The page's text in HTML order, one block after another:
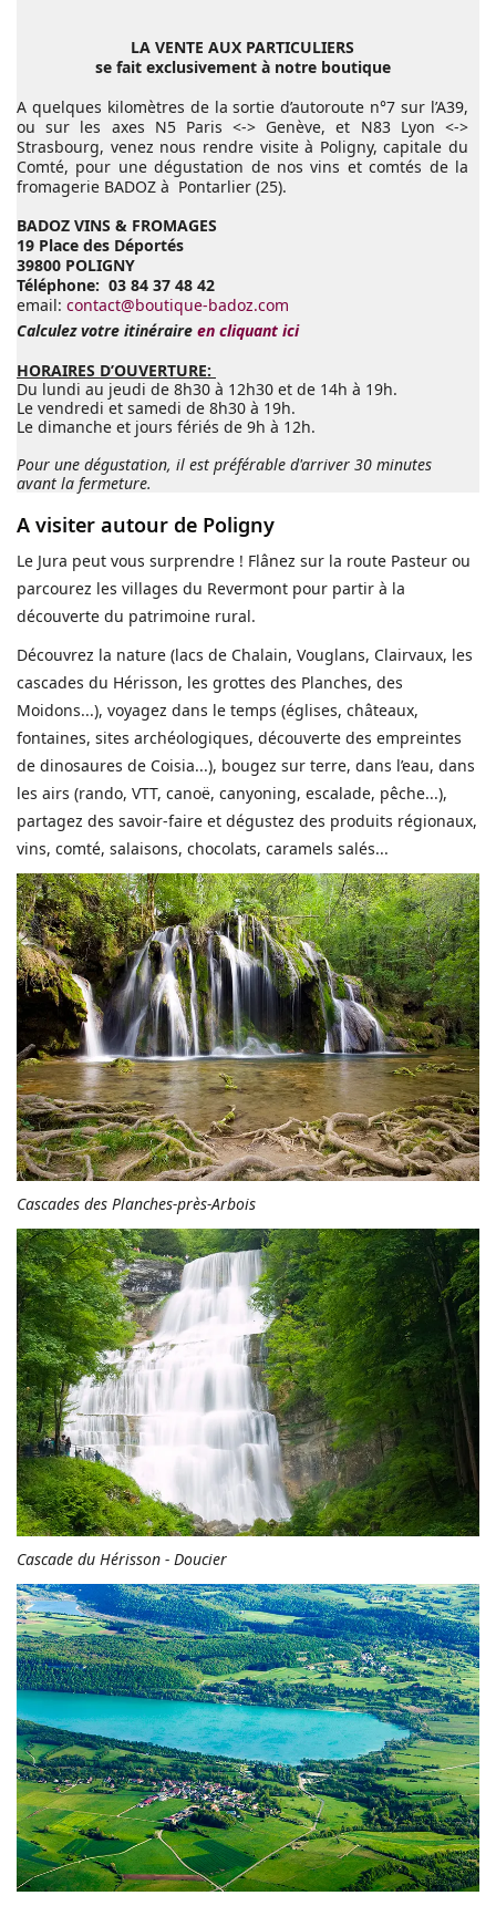
LA VENTE AUX PARTICULIERS
se fait exclusivement à notre boutique
A quelques kilomètres de la sortie d’autoroute n°7 sur l’A39,
ou sur les axes N5 Paris <-> Genève, et N83 Lyon <->
Strasbourg, venez nous rendre visite à Poligny, capitale du
Comté, pour une dégustation de nos vins et comtés de la
fromagerie BADOZ à Pontarlier (25).
BADOZ VINS & FROMAGES
19 Place des Déportés
39800 POLIGNY
Téléphone: 03 84 37 48 42
email: contact@boutique-badoz.com
Calculez votre itinéraire en cliquant ici
HORAIRES D’OUVERTURE:
Du lundi au jeudi de 8h30 à 12h30 et de 14h à 19h.
Le vendredi et samedi de 8h30 à 19h.
Le dimanche et jours fériés de 9h à 12h.
Pour une dégustation, il est préférable d'arriver 30 minutes
avant la fermeture.
A visiter autour de Poligny
Le Jura peut vous surprendre ! Flânez sur la route Pasteur ou
parcourez les villages du Revermont pour partir à la
découverte du patrimoine rural.
Découvrez la nature (lacs de Chalain, Vouglans, Clairvaux, les
cascades du Hérisson, les grottes des Planches, des
Moidons...), voyagez dans le temps (églises, châteaux,
fontaines, sites archéologiques, découverte des empreintes
de dinosaures de Coisia...), bougez sur terre, dans l’eau, dans
les airs (rando, VTT, canoë, canyoning, escalade, pêche...),
partagez des savoir-faire et dégustez des produits régionaux,
vins, comté, salaisons, chocolats, caramels salés...
Cascades des Planches-près-Arbois
Cascade du Hérisson - Doucier